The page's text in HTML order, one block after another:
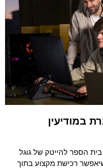
במודיעין
הספר להייטק של גוגל
שיאפשר רכישת מקצוע בתוך